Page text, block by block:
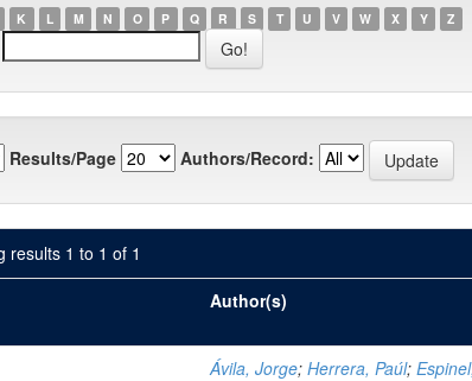
K L M N O P Q R S T U V W X Y Z
Results/Page Authors/Record:
results 1 to 1 of 1
Author(s)
Ávila, Jorge; Herrera, Paúl;